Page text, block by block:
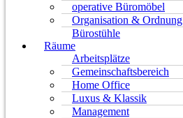
operative Büromöbel
Organisation & Ordnung
Bürostühle
Räume
Arbeitsplätze
Gemeinschaftsbereich
Home Office
Luxus & Klassik
Management